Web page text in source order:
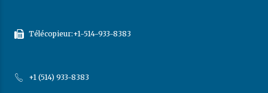
Télécopieur:+1-514-933-8383
+1 (514) 933-8383